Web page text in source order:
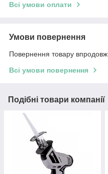
Всі умови оплати
Умови повернення
Повернення товару
Всі умови повернення
Подібні товари компанії